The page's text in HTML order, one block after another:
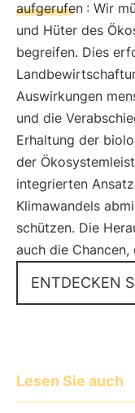
aufgerufen : Wir
und Hüter des
begreifen. Dies
Auswirkungen
und die
Erhaltung der
der
integrierten
Klimawandels
schützen. Die
auch die
ENTDECKEN
Lesen Sie auch